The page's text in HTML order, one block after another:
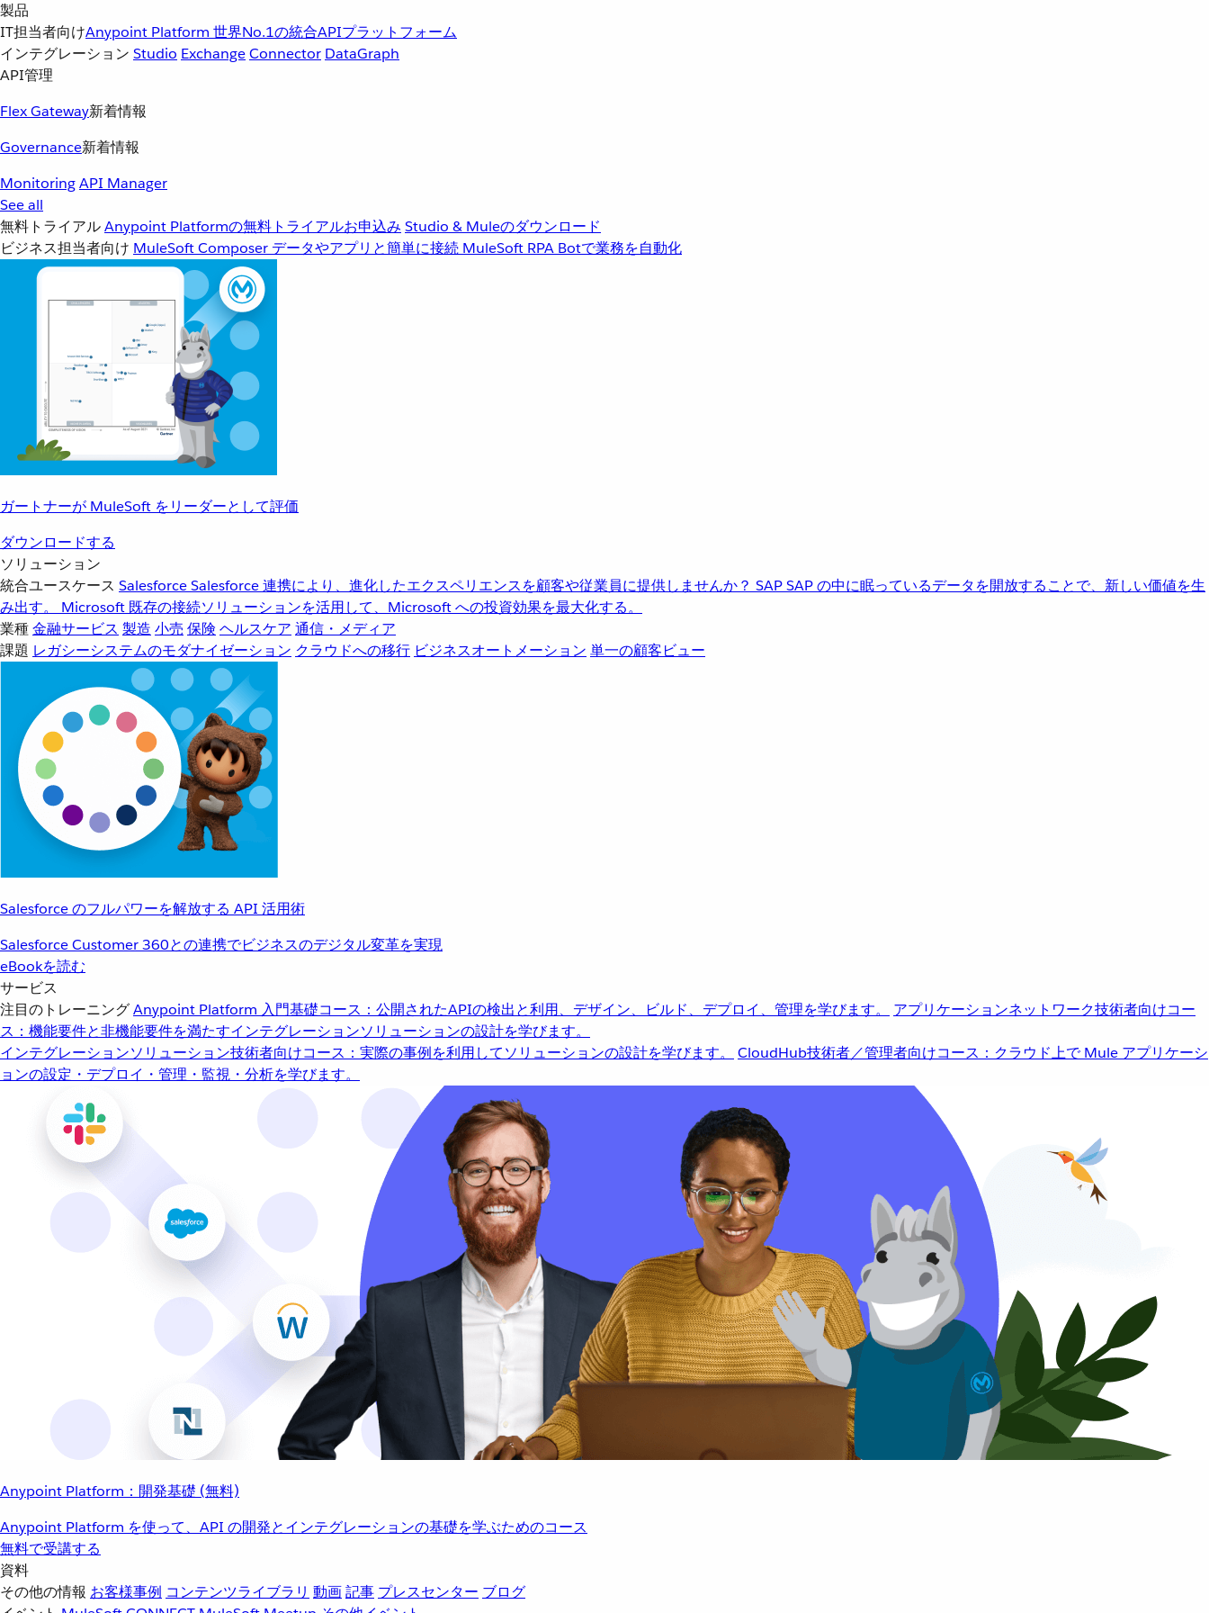
製品
IT担当者向けAnypoint Platform 世界No.1の統合APIプラットフォーム
インテグレーション Studio ExchangeConnector DataGraph
API管理
Flex Gateway新着情報
Governance新着情報
MonitoringAPI Manager
See all
無料トライアルAnypoint Platformの無料トライアルお申込み Studio & Muleのダウンロード
ビジネス担当者向け MuleSoft Composer データやアプリと簡単に接続 MuleSoft RPA Botで業務を自動化
ガートナーが MuleSoft をリーダーとして評価
ダウンロードする
ソリューション
統合ユースケース SalesforceSalesforce 連携により、進化したエクスペリエンスを顧客や従業員に提供しませんか？ SAPSAP の中に眠っているデータを開放することで、新しい価値を生
み出す。
Microsoft 既存の接続ソリューションを活用して、Microsoft への投資効果を最大化する。
業種金融サービス 製造 小売 保険 ヘルスケア 通信・メディア
課題 レガシーシステムのモダナイゼーション クラウドへの移行 ビジネスオートメーション 単一の顧客ビュー
Salesforce のフルパワーを解放する API 活用術
Salesforce Customer 360との連携でビジネスのデジタル変革を実現
eBookを読む
サービス
注目のトレーニングAnypoint Platform 入門基礎コース：公開されたAPIの検出と利用、デザイン、ビルド、デプロイ、管理を学びます。 アプリケーションネットワーク技術者向けコー
ス：機能要件と非機能要件を満たすインテグレーションソリューションの設計を学びます。
インテグレーションソリューション技術者向けコース：実際の事例を利用してソリューションの設計を学びます。 CloudHub技術者／管理者向けコース：クラウド上で Mule アプリケーシ
ョンの設定・デプロイ・管理・監視・分析を学びます。
Anypoint Platform：開発基礎 (無料)
Anypoint Platform を使って、API の開発とインテグレーションの基礎を学ぶためのコース
無料で受講する
資料
その他の情報 お客様事例 コンテンツライブラリ 動画記事 プレスセンター ブログ